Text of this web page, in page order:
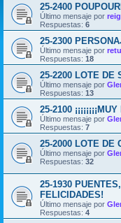
25-2400
Último mensaje por
Respuestas: 6
25-2300
Último mensaje por retu
Respuestas: 18
25-2200 LOTE DE
Último mensaje por
Respuestas: 13
25-2100
Último mensaje por
Respuestas: 7
25-2000 LOTE DE
Último mensaje por
Respuestas: 32
25-1930
FELICIDADES!
Último mensaje por
Respuestas: 4